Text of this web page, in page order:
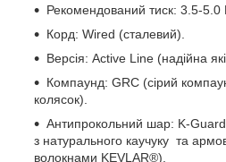
Рекомендований тиск: 3.5-5.0
Корд: Wired (сталевий).
Версія: Active Line (надійна
Компаунд: GRC (сірий
колясок).
Антипрокольний шар: K-
з натурального каучуку та
волокнами KEVLAR®).